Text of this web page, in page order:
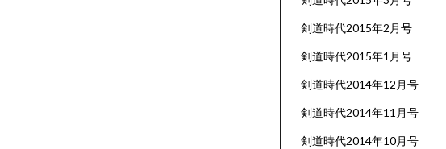
剣道時代2015年2月号
剣道時代2015年1月号
剣道時代2014年12月号
剣道時代2014年11月号
剣道時代2014年10月号